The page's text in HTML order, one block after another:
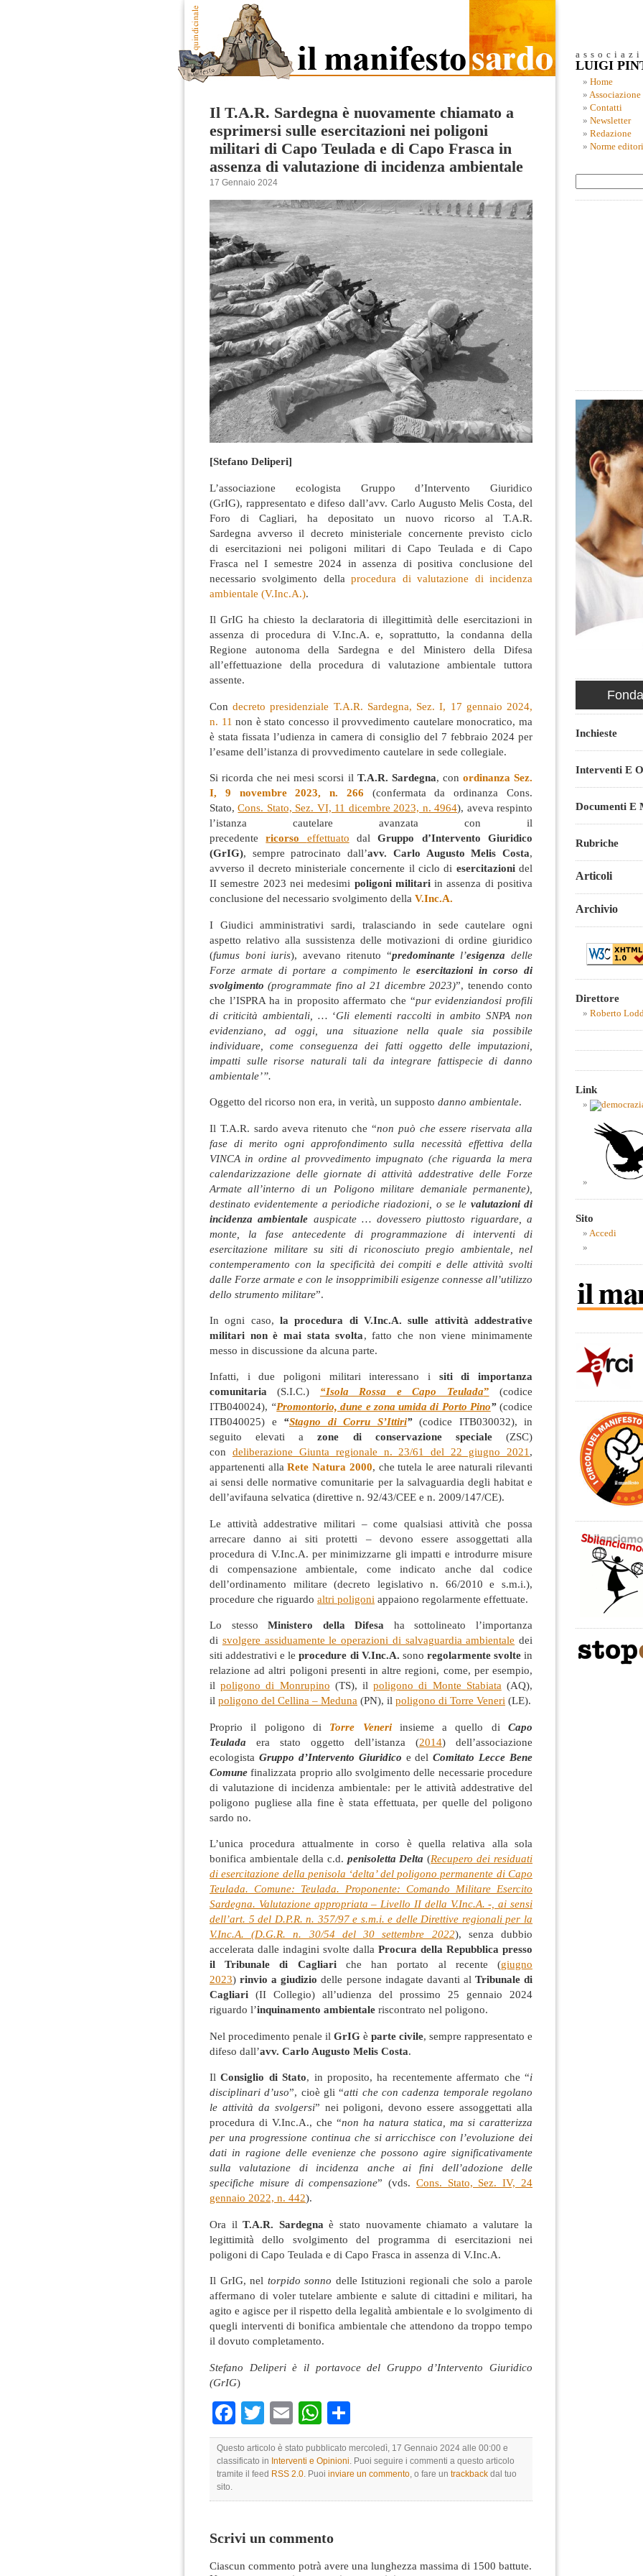
Il T.A.R. Sardegna è nuovamente chiamato a
esprimersi sulle esercitazioni nei poligoni
militari di Capo Teulada e di Capo Frasca in
assenza di valutazione di incidenza ambientale
17 Gennaio 2024
[Stefano Deliperi]
L’associazione ecologista Gruppo d’Intervento Giuridico
(GrIG), rappresentato e difeso dall’avv. Carlo Augusto Melis Costa, del
Foro di Cagliari, ha depositato un nuovo ricorso al T.A.R.
Sardegna avverso il decreto ministeriale concernente previsto ciclo
di esercitazioni nei poligoni militari di Capo Teulada e di Capo
Frasca nel I semestre 2024 in assenza di positiva conclusione del
necessario svolgimento dellaprocedura di valutazione di incidenza
ambientale (V.Inc.A.).
Il GrIG ha chiesto la declaratoria di illegittimità delle esercitazioni in
assenza di procedura di V.Inc.A. e, soprattutto, la condanna della
Regione autonoma della Sardegna e del Ministero della Difesa
all’effettuazione della procedura di valutazione ambientale tuttora
assente.
Condecreto presidenziale T.A.R. Sardegna, Sez. I, 17 gennaio 2024,
n. 11 non è stato concesso il provvedimento cautelare monocratico, ma
è stata fissata l’udienza in camera di consiglio del 7 febbraio 2024 per
l’esame dell’istanza di provvedimento cautelare in sede collegiale.
Si ricorda che nei mesi scorsi il T.A.R. Sardegna, con ordinanza Sez.
I, 9 novembre 2023, n. 266 (confermata da ordinanza Cons.
Stato,Cons. Stato, Sez. VI, 11 dicembre 2023, n. 4964), aveva respinto
l’istanza cautelare avanzata con il
precedentericorso effettuato dalGruppo d’Intervento Giuridico
(GrIG), sempre patrocinato dall’avv. Carlo Augusto Melis Costa,
avverso il decreto ministeriale concernente il ciclo di esercitazionidel
II semestre 2023 nei medesimi poligoni militariin assenza di positiva
conclusione del necessario svolgimento della V.Inc.A.
I Giudici amministrativi sardi, tralasciando in sede cautelare ogni
aspetto relativo alla sussistenza delle motivazioni di ordine giuridico
(fumus boni iuris), avevano ritenuto “predominantel’esigenza delle
Forze armate di portare a compimento leesercitazioni in corso di
svolgimento (programmate fino al 21 dicembre 2023)”, tenendo conto
che l’ISPRA ha in proposito affermato che “pur evidenziandosi profili
di criticità ambientali, … ‘Gli elementi raccolti in ambito SNPA non
evidenziano, ad oggi, una situazione nella quale sia possibile
individuare, come conseguenza dei fatti oggetto delle imputazioni,
impatti sulle risorse naturali tali da integrare fattispecie di danno
ambientale’”.
Oggetto del ricorso non era, in verità, un supposto danno ambientale.
Il T.A.R. sardo aveva ritenuto che “non può che essere riservata alla
fase di merito ogni approfondimento sulla necessità effettiva della
VINCA in ordine al provvedimento impugnato (che riguarda la mera
calendarizzazione delle giornate di attività addestrative delle Forze
Armate all’interno di un Poligono militare demaniale permanente),
destinato evidentemente a periodiche riadozioni, o se le valutazioni di
incidenza ambientale auspicate … dovessero piuttosto riguardare, a
monte, la fase antecedente di programmazione di interventi di
esercitazione militare su siti di riconosciuto pregio ambientale, nel
contemperamento con la specificità dei compiti e delle attività svolti
dalle Forze armate e con le insopprimibili esigenze connesse all’utilizzo
dello strumento militare”.
In ogni caso, la procedura di V.Inc.A. sulle attività addestrative
militari non è mai stata svolta, fatto che non viene minimamente
messo in discussione da alcuna parte.
Infatti, i due poligoni militari interessano i siti di importanza
comunitaria (S.I.C.) “Isola Rossa e Capo Teulada” (codice
ITB040024), “Promontorio, dune e zona umida di Porto Pino”(codice
ITB040025) e “Stagno di Corru S’Ittiri” (codice ITB030032), in
seguito elevati azone di conservazione speciale(ZSC)
con deliberazione Giunta regionale n. 23/61 del 22 giugno 2021,
appartenenti allaRete Natura 2000, che tutela le aree naturali rilevanti
ai sensi delle normative comunitarie per la salvaguardia degli habitat e
dell’avifauna selvatica (direttive n. 92/43/CEE e n. 2009/147/CE).
Le attività addestrative militari – come qualsiasi attività che possa
arrecare danno ai siti protetti – devono essere assoggettati alla
procedura di V.Inc.A. per minimizzarne gli impatti e introdurre misure
di compensazione ambientale, come indicato anche dal codice
dell’ordinamento militare (decreto legislativo n. 66/2010 e s.m.i.),
procedure che riguardo altri poligoni appaiono regolarmente effettuate.
Lo stessoMinistero della Difesa ha sottolineato l’importanza
di svolgere assiduamente le operazioni di salvaguardia ambientale dei
siti addestrativi e leprocedure di V.Inc.A. sono regolarmente svoltein
relazione ad altri poligoni presenti in altre regioni, come, per esempio,
ilpoligono di Monrupino (TS), ilpoligono di Monte Stabiata (AQ),
il poligono del Cellina – Meduna (PN), il poligono di Torre Veneri (LE).
Proprio il poligono di Torre Veneriinsieme a quello diCapo
Teulada era stato oggetto dell’istanza (2014) dell’associazione
ecologista Gruppo d’Intervento Giuridico e delComitato Lecce Bene
Comune finalizzata proprio allo svolgimento delle necessarie procedure
di valutazione di incidenza ambientale: per le attività addestrative del
poligono pugliese alla fine è stata effettuata, per quelle del poligono
sardo no.
L’unica procedura attualmente in corso è quella relativa alla sola
bonifica ambientale della c.d. penisoletta Delta(Recupero dei residuati
di esercitazione della penisola ‘delta’ del poligono permanente di Capo
Teulada. Comune: Teulada. Proponente: Comando Militare Esercito
Sardegna. Valutazione appropriata – Livello II della V.Inc.A. -, ai sensi
dell’art. 5 del D.P.R. n. 357/97 e s.m.i. e delle Direttive regionali per la
V.Inc.A. (D.G.R. n. 30/54 del 30 settembre 2022), senza dubbio
accelerata dalle indagini svolte dalla Procura della Repubblica presso
il Tribunale di Cagliariche han portato al recente (giugno
2023)rinvio a giudizio delle persone indagate davanti al Tribunale di
Cagliari (II Collegio) all’udienza del prossimo 25 gennaio 2024
riguardo l’inquinamento ambientale riscontrato nel poligono.
Nel procedimento penale il GrIG è parte civile, sempre rappresentato e
difeso dall’avv. Carlo Augusto Melis Costa.
IlConsiglio di Stato, in proposito, ha recentemente affermato che “i
disciplinari d’uso”, cioè gli “atti che con cadenza temporale regolano
le attività da svolgersi” nei poligoni, devono essere assoggettati alla
procedura di V.Inc.A., che “non ha natura statica, ma si caratterizza
per una progressione continua che si arricchisce con l’evoluzione dei
dati in ragione delle evenienze che possono agire significativamente
sulla valutazione di incidenza anche ai fini dell’adozione delle
specifiche misure di compensazione” (vds. Cons. Stato, Sez. IV, 24
gennaio 2022, n. 442).
Ora ilT.A.R. Sardegna è stato nuovamente chiamato a valutare la
legittimità dello svolgimento del programma di esercitazioni nei
poligoni di Capo Teulada e di Capo Frasca in assenza di V.Inc.A.
Il GrIG, nel torpido sonno delle Istituzioni regionali che solo a parole
affermano di voler tutelare ambiente e salute di cittadini e militari, ha
agito e agisce per il rispetto della legalità ambientale e lo svolgimento di
quegli interventi di bonifica ambientale che attendono da troppo tempo
il dovuto completamento.
Stefano Deliperi è il portavoce del Gruppo d’Intervento Giuridico
(GrIG)
Facebook
Twitter
EmailWhatsApp
Questo articolo è stato pubblicato mercoledì, 17 Gennaio 2024 alle 00:00 e
classificato in Interventi e Opinioni . Puoi seguire i commenti a questo articolo
tramite il feed RSS 2.0 . Puoi inviare un commento , o fare un trackback dal tuo
sito.
Scrivi un commento
Ciascun commento potrà avere una lunghezza massima di 1500 battute.
LUIGI
Home
Associazione
Contatti
Newsletter
Redazione
Norme
Inchieste
Interventi E
Documenti E
Rubriche
Articoli
Archivio
Direttore
Roberto
Link
Sito
Accedi